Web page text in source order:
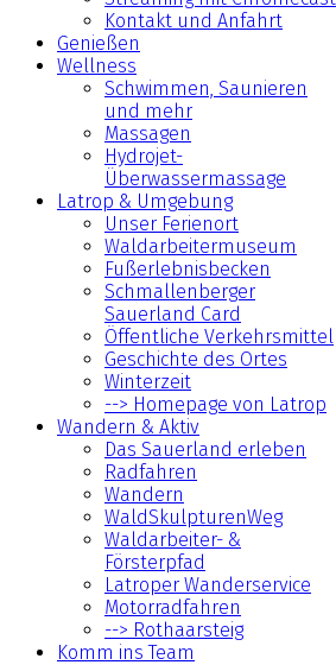
Kontakt und Anfahrt
Genießen
Wellness
Schwimmen, Saunieren
und mehr
Massagen
Hydrojet-
Überwassermassage
Latrop & Umgebung
Unser Ferienort
Waldarbeitermuseum
Fußerlebnisbecken
Schmallenberger
Sauerland Card
Öffentliche Verkehrsmittel
Geschichte des Ortes
Winterzeit
--> Homepage von Latrop
Wandern & Aktiv
Das Sauerland erleben
Radfahren
Wandern
WaldSkulpturenWeg
Waldarbeiter- &
Försterpfad
Latroper Wanderservice
Motorradfahren
--> Rothaarsteig
Komm ins Team